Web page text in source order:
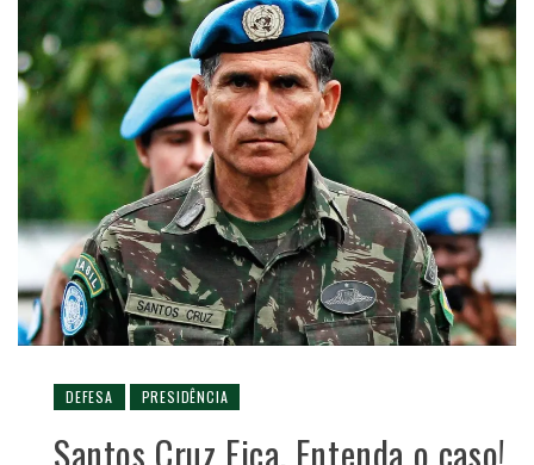
DEFESA PRESIDÊNCIA
Santos Cruz Fica. Entenda o caso!